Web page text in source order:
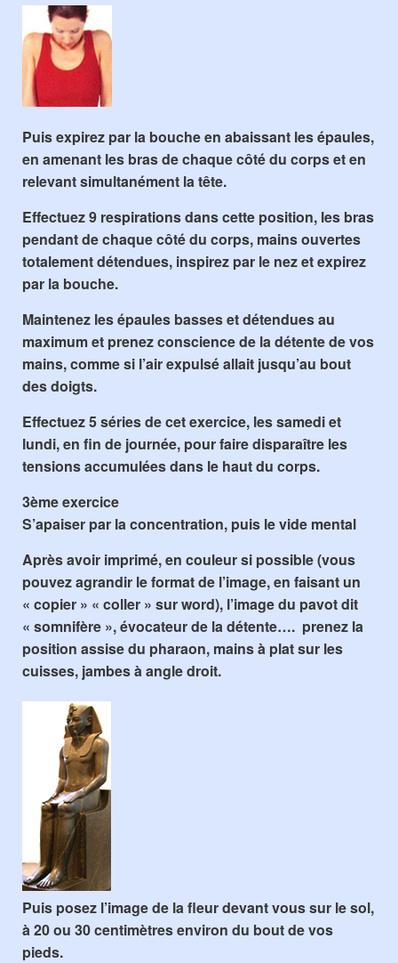
Puis expirez par la bouche en abaissant les épaules,
en amenant les bras de chaque côté du corps et en
relevant simultanément la tête.
Effectuez 9 respirations dans cette position, les bras
pendant de chaque côté du corps, mains ouvertes
totalement détendues, inspirez par le nez et expirez
par la bouche.
Maintenez les épaules basses et détendues au
maximum et prenez conscience de la détente de vos
mains, comme si l’air expulsé allait jusqu’au bout
des doigts.
Effectuez 5 séries de cet exercice, lessamediet
lundi, en fin de journée, pour faire disparaître les
tensions accumulées dans le haut du corps.
3ème exercice
S’apaiser par la concentration, puis le vide mental
Après avoir imprimé, en couleur si possible (vous
pouvez agrandir le format de l’image, en faisant un
« copier » « coller » sur word), l’image du pavot dit
« somnifère », évocateur de la détente…. prenez la
position assise du pharaon, mains à plat sur les
cuisses, jambes à angle droit.
Puis posez l’image de la fleur devant vous sur le sol,
à 20 ou 30 centimètres environ du bout de vos
pieds.